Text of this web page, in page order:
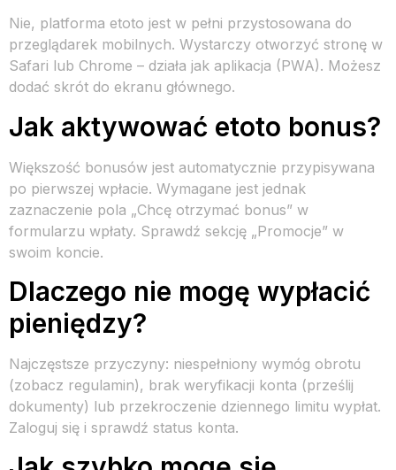
Nie, platforma etoto jest w pełni przystosowana do
przeglądarek mobilnych. Wystarczy otworzyć stronę w
Safari lub Chrome – działa jak aplikacja (PWA). Możesz
dodać skrót do ekranu głównego.
Jak aktywować etoto bonus?
Większość bonusów jest automatycznie przypisywana
po pierwszej wpłacie. Wymagane jest jednak
zaznaczenie pola „Chcę otrzymać bonus” w
formularzu wpłaty. Sprawdź sekcję „Promocje” w
swoim koncie.
Dlaczego nie mogę wypłacić
pieniędzy?
Najczęstsze przyczyny: niespełniony wymóg obrotu
(zobacz regulamin), brak weryfikacji konta (prześlij
dokumenty) lub przekroczenie dziennego limitu wypłat.
Zaloguj się i sprawdź status konta.